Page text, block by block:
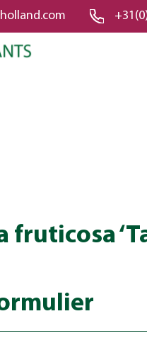
fruticosa